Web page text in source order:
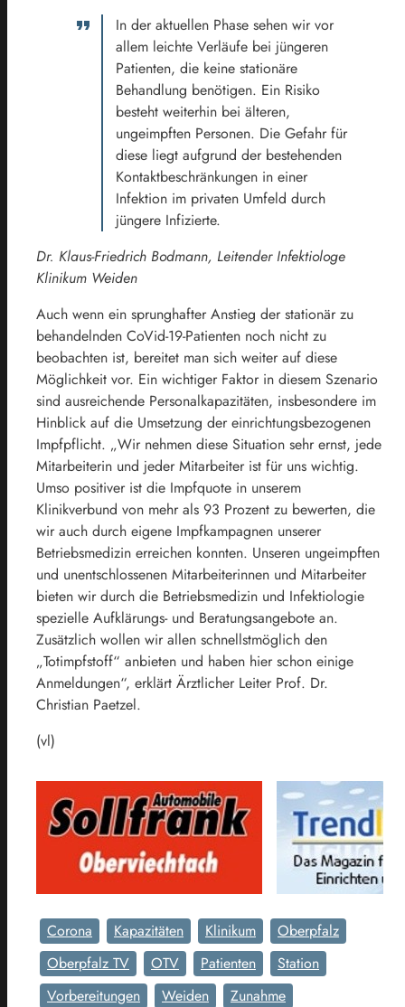
In der aktuellen Phase sehen wir vor
allem leichte Verläufe bei jüngeren
Patienten, die keine stationäre
Behandlung benötigen. Ein Risiko
besteht weiterhin bei älteren,
ungeimpften Personen. Die Gefahr für
diese liegt aufgrund der bestehenden
Kontaktbeschränkungen in einer
Infektion im privaten Umfeld durch
jüngere Infizierte.
Dr. Klaus-Friedrich Bodmann, Leitender Infektiologe
Klinikum Weiden
Auch wenn ein sprunghafter Anstieg der stationär zu
behandelnden CoVid-19-Patienten noch nicht zu
beobachten ist, bereitet man sich weiter auf diese
Möglichkeit vor. Ein wichtiger Faktor in diesem Szenario
sind ausreichende Personalkapazitäten, insbesondere im
Hinblick auf die Umsetzung der einrichtungsbezogenen
Impfpflicht. „Wir nehmen diese Situation sehr ernst, jede
Mitarbeiterin und jeder Mitarbeiter ist für uns wichtig.
Umso positiver ist die Impfquote in unserem
Klinikverbund von mehr als 93 Prozent zu bewerten, die
wir auch durch eigene Impfkampagnen unserer
Betriebsmedizin erreichen konnten. Unseren ungeimpften
und unentschlossenen Mitarbeiterinnen und Mitarbeiter
bieten wir durch die Betriebsmedizin und Infektiologie
spezielle Aufklärungs- und Beratungsangebote an.
Zusätzlich wollen wir allen schnellstmöglich den
„Totimpfstoff“ anbieten und haben hier schon einige
Anmeldungen“, erklärt Ärztlicher Leiter Prof. Dr.
Christian Paetzel.
(vl)
Corona Kapazitäten Klinikum
Oberpfalz
Oberpfalz TV
OTV Patienten
Station
Vorbereitungen
Weiden Zunahme